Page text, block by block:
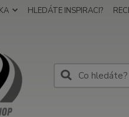
HLEDÁTE INSPIRACI?